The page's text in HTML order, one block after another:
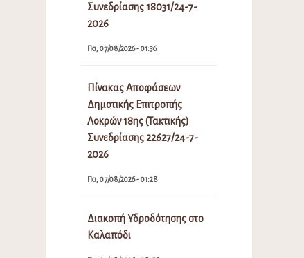
Συνεδρίασης 18031/24-7-
2026
Πα, 07/08/2026 - 01:36
Πίνακας Αποφάσεων
Δημοτικής Επιτροπής
Λοκρών 18ης (Τακτικής)
Συνεδρίασης 22627/24-7-
2026
Πα, 07/08/2026 - 01:28
Διακοπή Υδροδότησης στο
Καλαπόδι